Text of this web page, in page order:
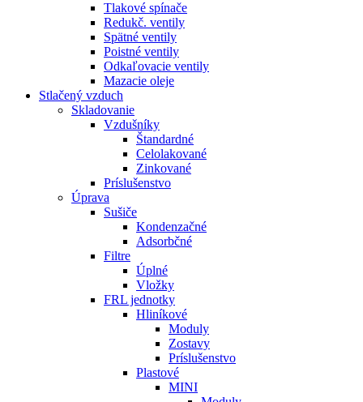
Tlakové spínače
Redukč. ventily
Spätné ventily
Poistné ventily
Odkaľovacie ventily
Mazacie oleje
Stlačený vzduch
Skladovanie
Vzdušníky
Štandardné
Celolakované
Zinkované
Príslušenstvo
Úprava
Sušiče
Kondenzačné
Adsorbčné
Filtre
Úplné
Vložky
FRL jednotky
Hliníkové
Moduly
Zostavy
Príslušenstvo
Plastové
MINI